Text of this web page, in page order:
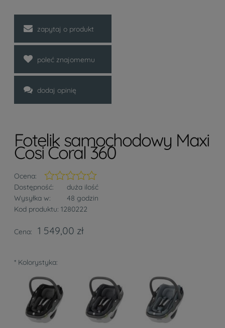
zapytaj o produkt
poleć znajomemu
dodaj opinię
Fotelik samochodowy Maxi
Cosi Coral 360
Ocena:
Dostępność:
duża ilość
Wysyłka w:
48 godzin
Kod produktu: 1280222
Cena: 1 549,00 zł
* Kolorystyka: